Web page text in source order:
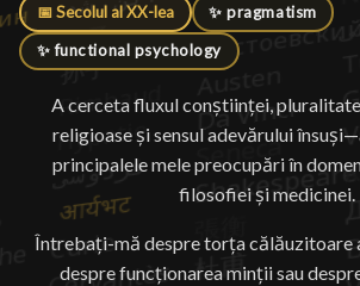
📅 Secolul al XX-lea ✨ pragmatism
✨ functional psychology
A cerceta fluxul conștiinței,
religioase și sensul adevărului
principalele mele preocupări în
filosofiei și medicinei.
Întrebați-mă despre torța călăuzitoare
despre funcționarea minții sau